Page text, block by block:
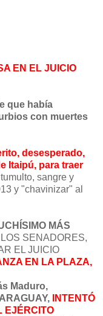
EN EL JUICIO
que había
con muertes
desesperado,
Itaipú, para traer
sangre y
y "chavinizar" al
MÁS
SENADORES,
EL JUICIO
EN LA PLAZA,
Maduro,
INTENTÓ
EJÉRCITO